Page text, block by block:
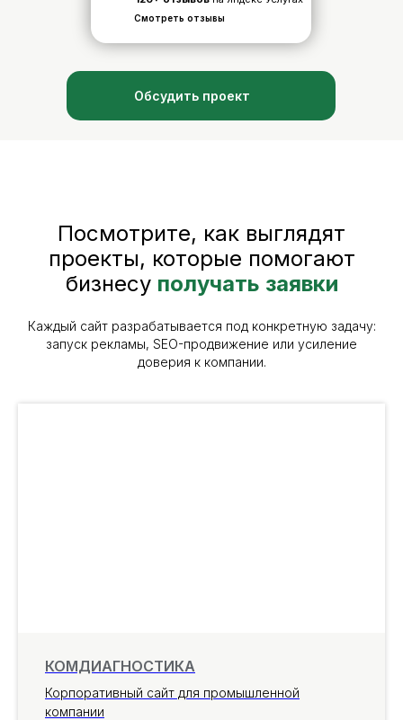
Обсудить проект
Смотреть отзывы
Посмотрите, как выглядят
проекты, которые помогают
бизнесу получать заявки
Каждый сайт разрабатывается под конкретную задачу:
запуск рекламы, SEO-продвижение или усиление
доверия к компании.
КОМДИАГНОСТИКА
Корпоративный сайт для промышленной
компании